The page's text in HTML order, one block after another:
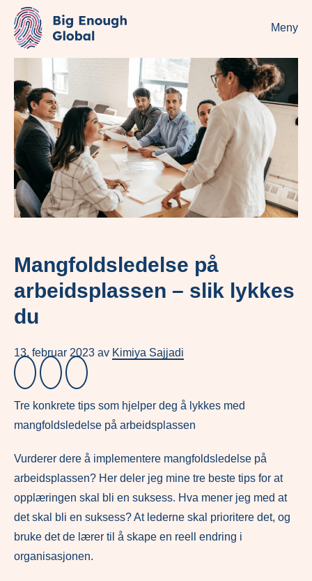
Meny
Mangfoldsledelse på
arbeidsplassen – slik lykkes
du
13. februar 2023 av Kimiya Sajjadi
Tre konkrete tips som hjelper deg å lykkes med
mangfoldsledelse på arbeidsplassen
Vurderer dere å implementere mangfoldsledelse på
arbeidsplassen? Her deler jeg mine tre beste tips for at
opplæringen skal bli en suksess. Hva mener jeg med at
det skal bli en suksess? At lederne skal prioritere det, og
bruke det de lærer til å skape en reell endring i
organisasjonen.